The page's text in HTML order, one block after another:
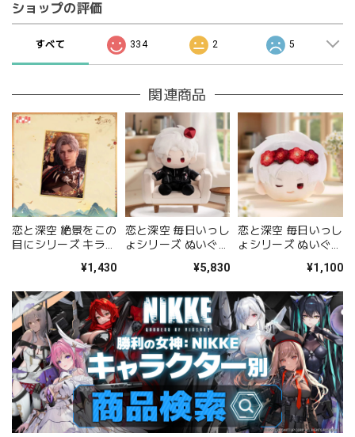
ショップの評価
すべて 334 2 5
関連商品
恋と深空 絶景をこの
目にシリーズ キラキ
¥1,430
恋と深空 毎日いっし
ょシリーズ ぬいぐる
¥5,830
恋と深空 毎日いっし
ょシリーズ ぬいぐる
¥1,100